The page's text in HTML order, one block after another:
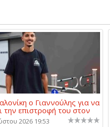
ο Γιαννούλης για να
την επιστροφή του στον
2026 19:53